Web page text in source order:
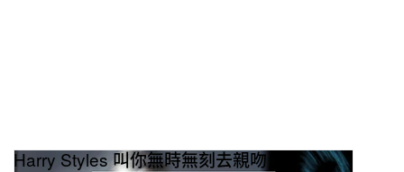
Harry Styles 叫你無時無刻去親吻